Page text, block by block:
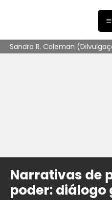
Sandra R. Coleman
Narrativas de
poder: diálogo